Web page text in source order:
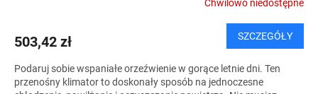
Chwilowo niedostępne
503,42 zł SZCZEGÓŁY
Podaruj sobie wspaniałe orzeźwienie w gorące letnie dni. Ten
przenośny klimator to doskonały sposób na jednoczesne